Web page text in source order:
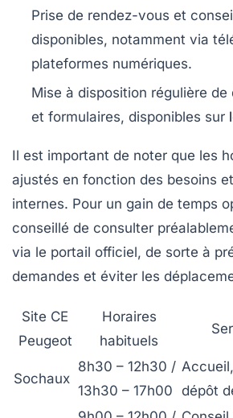
Prise de rendez-vous et
disponibles, notamment via
plateformes numériques.
Mise à disposition régulière
et formulaires, disponibles sur
Il est important de noter que les
ajustés en fonction des besoins
internes. Pour un gain de temps
conseillé de consulter
via le portail officiel, de sorte à
demandes et éviter les
Site CE
Peugeot
Horaires
habituels
Sochaux
8h30 – 12h30 /
13h30 – 17h00 dépôt